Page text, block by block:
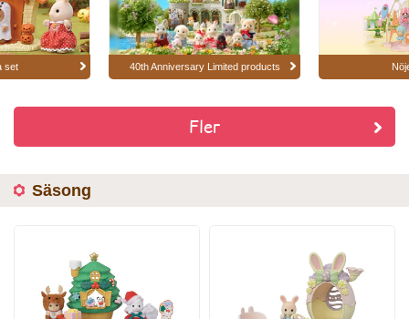
set 40th Anniversary Limited products
Fler
Säsong